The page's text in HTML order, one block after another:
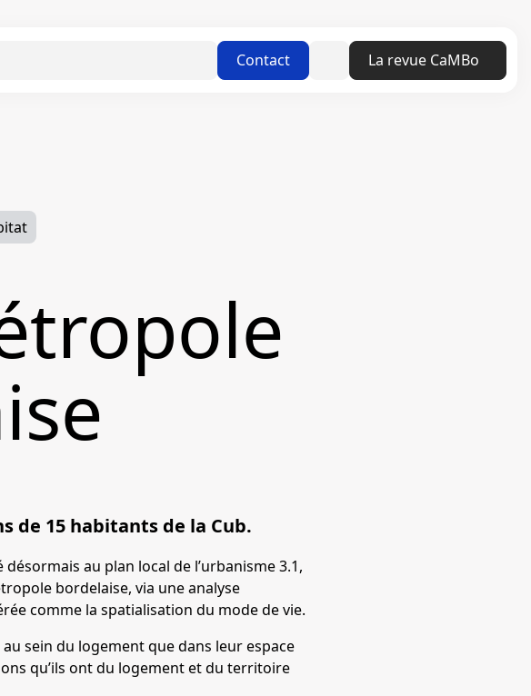
Contact LinkedinLa revue CaMBo
de 15 habitants de la Cub.
au plan local de l’urbanisme 3.1,
bordelaise, via une analyse
comme la spatialisation du mode de vie.
sein du logement que dans leur espace
qu’ils ont du logement et du territoire